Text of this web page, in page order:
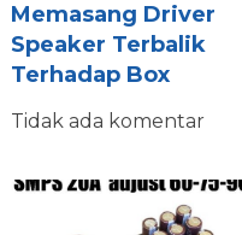
Memasang Driver
Speaker Terbalik
Terhadap Box
Tidak ada komentar